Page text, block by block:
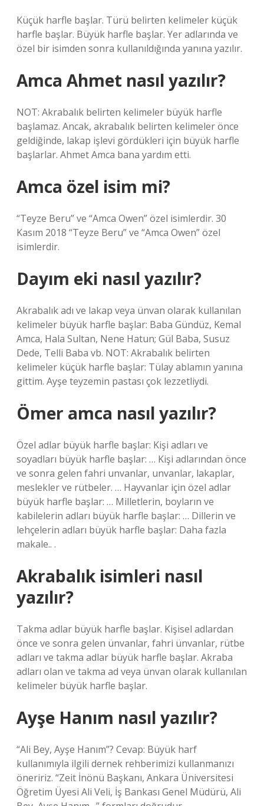
Küçük harfle başlar. Türü belirten kelimeler küçük
harfle başlar. Büyük harfle başlar. Yer adlarında ve
özel bir isimden sonra kullanıldığında yanına yazılır.
Amca Ahmet nasıl yazılır?
NOT: Akrabalık belirten kelimeler büyük harfle
başlamaz. Ancak, akrabalık belirten kelimeler önce
geldiğinde, lakap işlevi gördükleri için büyük harfle
başlarlar. Ahmet Amca bana yardım etti.
Amca özel isim mi?
“Teyze Beru” ve “Amca Owen” özel isimlerdir. 30
Kasım 2018 “Teyze Beru” ve “Amca Owen” özel
isimlerdir.
Dayım eki nasıl yazılır?
Akrabalık adı ve lakap veya ünvan olarak kullanılan
kelimeler büyük harfle başlar: Baba Gündüz, Kemal
Amca, Hala Sultan, Nene Hatun; Gül Baba, Susuz
Dede, Telli Baba vb. NOT: Akrabalık belirten
kelimeler küçük harfle başlar: Tülay ablamın yanına
gittim. Ayşe teyzemin pastası çok lezzetliydi.
Ömer amca nasıl yazılır?
Özel adlar büyük harfle başlar: Kişi adları ve
soyadları büyük harfle başlar: … Kişi adlarından önce
ve sonra gelen fahri unvanlar, unvanlar, lakaplar,
meslekler ve rütbeler. … Hayvanlar için özel adlar
büyük harfle başlar: … Milletlerin, boyların ve
kabilelerin adları büyük harfle başlar: … Dillerin ve
lehçelerin adları büyük harfle başlar: Daha fazla
makale.. .
Akrabalık isimleri nasıl
yazılır?
Takma adlar büyük harfle başlar. Kişisel adlardan
önce ve sonra gelen ünvanlar, fahri ünvanlar, rütbe
adları ve takma adlar büyük harfle başlar. Akraba
adları olan ve takma ad veya ünvan olarak kullanılan
kelimeler büyük harfle başlar.
Ayşe Hanım nasıl yazılır?
“Ali Bey, Ayşe Hanım”? Cevap: Büyük harf
kullanımıyla ilgili dernek rehberimizi kullanmanızı
öneririz. “Zeit İnönü Başkanı, Ankara Üniversitesi
Öğretim Üyesi Ali Veli, İş Bankası Genel Müdürü, Ali